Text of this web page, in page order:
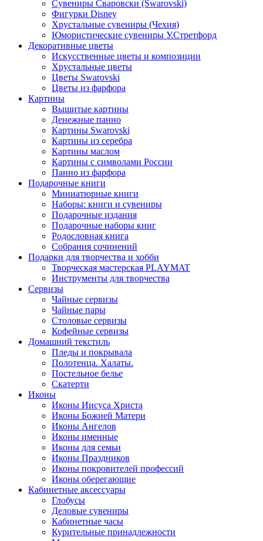
Сувениры Сваровски (Swarovski)
Фигурки Disney
Хрустальные сувениры (Чехия)
Юмористические сувениры У.Стретфорд
Декоративные цветы
Искусственные цветы и композиции
Хрустальные цветы
Цветы Swarovski
Цветы из фарфора
Картины
Вышитые картины
Денежные панно
Картины Swarovski
Картины из серебра
Картины маслом
Картины с символами России
Панно из фарфора
Подарочные книги
Миниатюрные книги
Наборы: книги и сувениры
Подарочные издания
Подарочные наборы книг
Родословная книга
Собрания сочинений
Подарки для творчества и хобби
Творческая мастерская PLAYMAT
Инструменты для творчества
Cервизы
Чайные сервизы
Чайные пары
Столовые сервизы
Кофейные сервизы
Домашний текстиль
Пледы и покрывала
Полотенца. Халаты.
Постельное белье
Скатерти
Иконы
Иконы Иисуса Христа
Иконы Божией Матери
Иконы Ангелов
Иконы именные
Иконы для семьи
Иконы Праздников
Иконы покровителей профессий
Иконы оберегающие
Кабинетные аксессуары
Глобусы
Деловые сувениры
Кабинетные часы
Курительные принадлежности